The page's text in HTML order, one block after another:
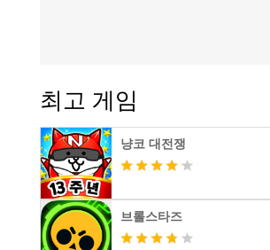
최고 게임
냥코 대전쟁
브롤스타즈